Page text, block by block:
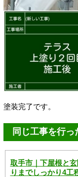
塗装完了です。
同じ工事を行っ
取手市｜下屋根と
りまでしっかり4工